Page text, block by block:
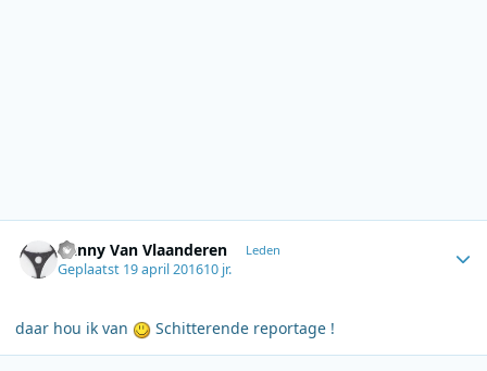
Danny Van Vlaanderen Leden
Geplaatst 19 april 201610 jr.
daar hou ik van Schitterende reportage !